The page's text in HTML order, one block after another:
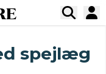
spejlæg